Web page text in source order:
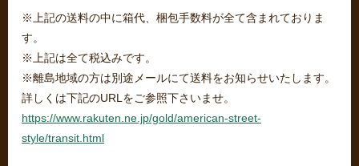
※上記の送料の中に箱代、梱包手数料が全て含まれておりま
す。
※上記は全て税込みです。
※離島地域の方は別途メールにて送料をお知らせいたします。
詳しくは下記のURLをご参照下さいませ。
https://www.rakuten.ne.jp/gold/american-street-
style/transit.html